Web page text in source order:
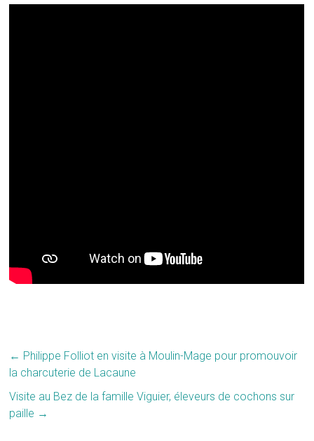
← Philippe Folliot en visite à Moulin-Mage pour promouvoir
la charcuterie de Lacaune
Visite au Bez de la famille Viguier, éleveurs de cochons sur
paille →